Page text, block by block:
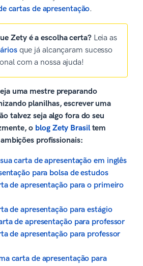
cartas de apresentação.
Zety é a escolha certa?Leia as
que já alcançaram sucesso
com a nossa ajuda!
uma mestre preparando
planilhas, escrever uma
talvez seja algo fora do seu
o blog Zety Brasiltem
profissionais:
carta de apresentação em inglês
para bolsa de estudos
de apresentação para o primeiro
de apresentação para estágio
de apresentação para professor
de apresentação para professor
carta de apresentação para